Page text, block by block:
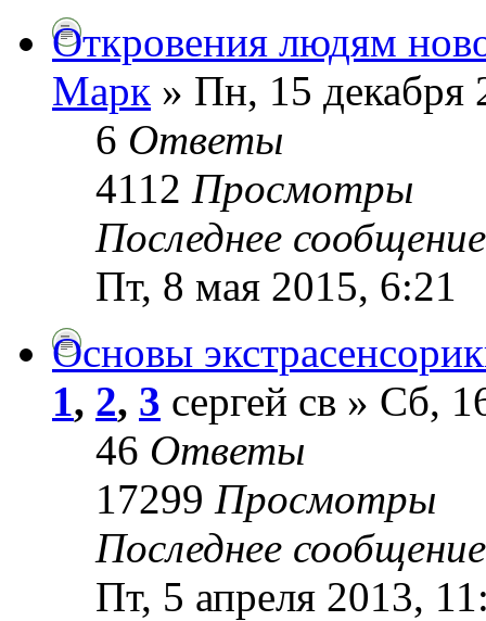
Откровения людям
Марк » Пн, 15 декабря
6 Ответы
4112 Просмотры
Последнее
Пт, 8 мая 2015, 6:21
Основы
1, 2, 3 сергей св » Сб,
46 Ответы
17299 Просмотры
Последнее
Пт, 5 апреля 2013,